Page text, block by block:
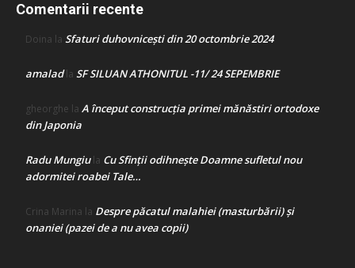
Comentarii recente
Doina la Sfaturi duhovnicești din 20 octombrie 2024
amaladla SF SILUAN ATHONITUL -11/ 24 SEPEMBRIE
gheorghe la A început construcţia primei mănăstiri ortodoxe
din Japonia
Radu Mungiula Cu Sfinții odihnește Doamne sufletul nou
adormitei roabei Tale…
Crina Marina la Despre păcatul malahiei (masturbării) şi
onaniei (pazei de a nu avea copii)